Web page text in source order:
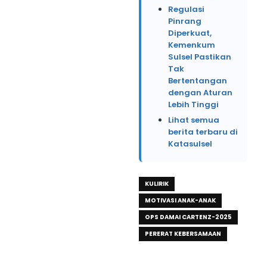
Regulasi
Pinrang
Diperkuat,
Kemenkum
Sulsel Pastikan
Tak
Bertentangan
dengan Aturan
Lebih Tinggi
Lihat semua
berita terbaru di
Katasulsel
KULIRIK
MOTIVASI ANAK-ANAK
OPS DAMAI CARTENZ-2025
PERERAT KEBERSAMAAN